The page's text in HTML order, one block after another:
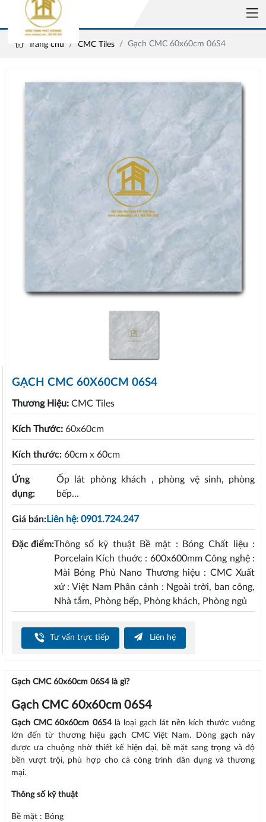
Trang chủ CMC Tiles Gạch CMC 60x60cm 06S4
GẠCH CMC 60X60CM 06S4
Thương Hiệu: CMC Tiles
Kích Thước: 60x60cm
Kích thước: 60cm x 60cm
Ứng
dụng:
Ốp lát phòng khách , phòng vệ sinh, phòng
bếp...
Giá bán:Liên hệ: 0901.724.247
Đặc điểm:Thông số kỹ thuật Bề mặt : Bóng Chất liệu :
Porcelain Kích thuớc : 600x600mm Công nghệ :
Mài Bóng Phủ Nano Thương hiệu : CMC Xuất
xứ : Việt Nam Phân cảnh : Ngoài trời, ban công,
Nhà tắm, Phòng bếp, Phòng khách, Phòng ngủ
Tư vấn trực tiếp Liên hệ
Gạch CMC 60x60cm 06S4 là gì?
Gạch CMC 60x60cm 06S4
Gạch CMC 60x60cm 06S4là loại gạch lát nền kích thước vuông
lớn đến từ thương hiệu gạch CMC Việt Nam. Dòng gạch này
được ưa chuộng nhờ thiết kế hiện đại, bề mặt sang trọng và độ
bền vượt trội, phù hợp cho cả công trình dân dụng và thương
mại.
Thông số kỹ thuật
Bề mặt : Bóng